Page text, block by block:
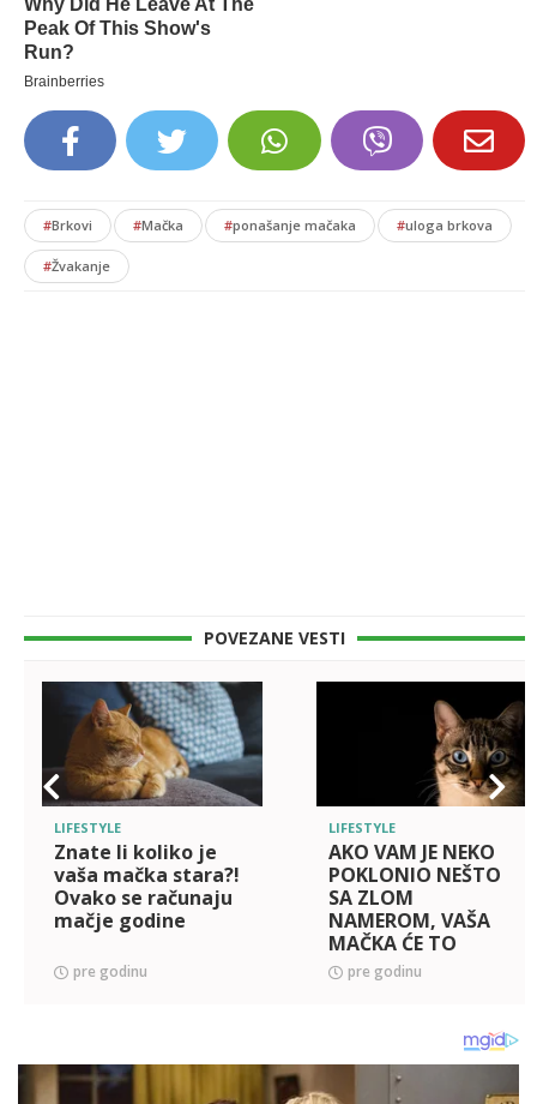
#Brkovi #Mačka #ponašanje mačaka #uloga brkova
#Žvakanje
POVEZANE VESTI
LIFESTYLE
Znate li koliko je
vaša mačka stara?!
Ovako se računaju
mačje godine
pre godinu
LIFESTYLE
AKO VAM JE NEKO
POKLONIO NEŠTO
SA ZLOM
NAMEROM, VAŠA
MAČKA ĆE TO
VIDETI: Evo kako
nam mace govore
pre godinu